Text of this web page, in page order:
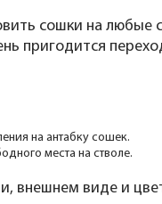
сошки на
пригодится
на антабку сошек.
места на стволе.
внешнем виде и